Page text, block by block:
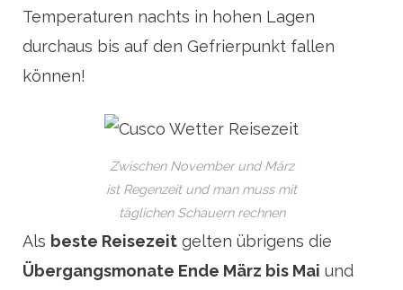
Temperaturen nachts in hohen Lagen
durchaus bis auf den Gefrierpunkt fallen
können!
Zwischen November und März
ist Regenzeit und man muss mit
täglichen Schauern rechnen
Als beste Reisezeit gelten übrigens die
Übergangsmonate Ende März bis Mai und